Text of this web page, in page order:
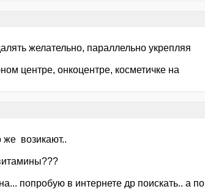
желательно, параллельно укрепляя
центре, онкоцентре, косметичке на
же возикают..
попробую в интернете др поискать.. а по